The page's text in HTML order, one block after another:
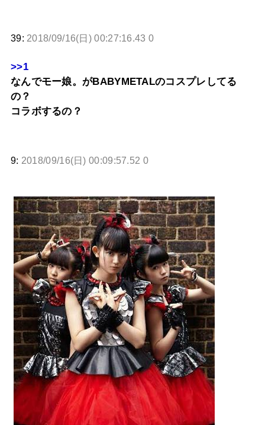
39: 2018/09/16(日) 00:27:16.43 0
>>1
なんでモー娘。がBABYMETALのコスプレしてる
の？
コラボするの？
9: 2018/09/16(日) 00:09:57.52 0